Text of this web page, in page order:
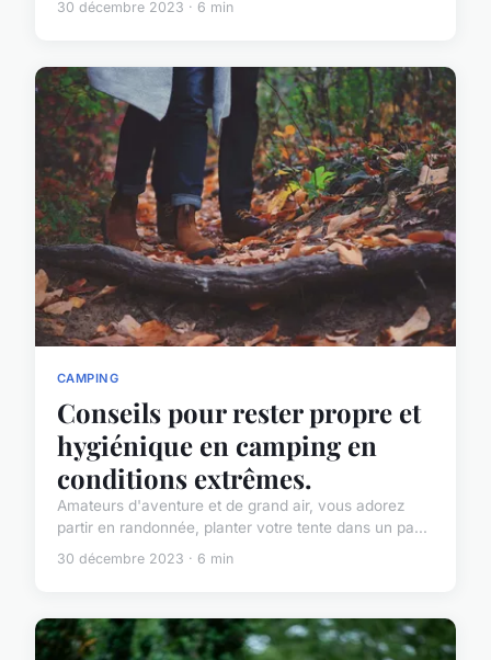
30 décembre 2023 · 6 min
CAMPING
Conseils pour rester propre et
hygiénique en camping en
conditions extrêmes.
Amateurs d'aventure et de grand air, vous adorez
partir en randonnée, planter votre tente dans un pa...
30 décembre 2023 · 6 min